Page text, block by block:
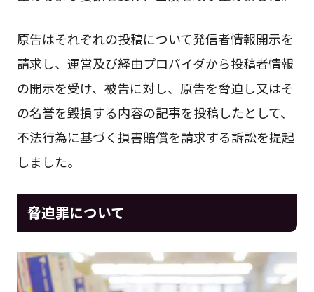
原告はそれぞれの投稿について発信者情報開示を
請求し、運営及び経由プロバイダから投稿者情報
の開示を受け、被告に対し、原告を脅迫し又はそ
の名誉を毀損する内容の記事を投稿したとして、
不法行為に基づく損害賠償を請求する訴訟を提起
しました。
脅迫罪について